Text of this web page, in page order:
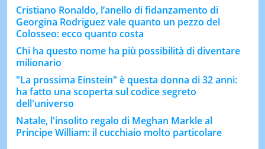
Cristiano Ronaldo, l’anello di fidanzamento di
Georgina Rodriguez vale quanto un pezzo del
Colosseo: ecco quanto costa
Chi ha questo nome ha più possibilità di diventare
milionario
"La prossima Einstein" è questa donna di 32 anni:
ha fatto una scoperta sul codice segreto
dell'universo
Natale, l'insolito regalo di Meghan Markle al
Principe William: il cucchiaio molto particolare